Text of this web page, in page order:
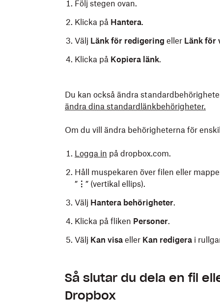
Följ stegen ovan.
Klicka på Hantera.
Välj Länk för redigering eller Länk för
Klicka på Kopiera länk.
Du kan också ändra
ändra dina standardlänkbehörigheter.
Om du vill ändra behörigheterna för
Logga in på dropbox.com.
Håll muspekaren över filen eller
” ⋮ ” (vertikal ellips).
Välj Hantera behörigheter.
Klicka på fliken Personer.
Välj Kan visa eller Kan redigera i
Öppna Dropbox-mappen i Utforskaren
Tryck på (fler alternativ) på
mappen som du vill dela.
Så slutar du dela en fil
Dropbox